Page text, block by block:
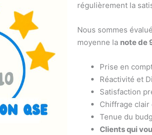
régulièrement la
Nous sommes
moyenne la note de
Prise en
Réactivité et
Satisfaction
Chiffrage clair
Tenue du
Clients qui